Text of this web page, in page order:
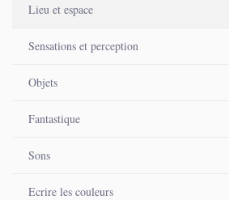
Lieu et espace
Sensations et perception
Objets
Fantastique
Sons
Ecrire les couleurs